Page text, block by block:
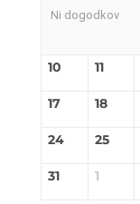
Ni dogodkov
10 11
17 18
24 25
31 1